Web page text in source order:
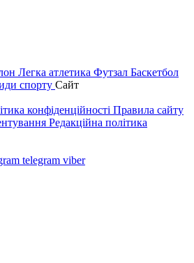
Легка атлетика Футзал Баскетбол
спорту Сайт
конфіденційності Правила сайту
Редакційна політика
telegram viber